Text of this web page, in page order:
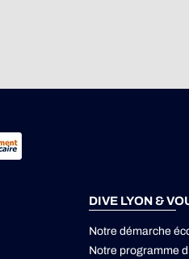
DIVE LYON &
Notre démarche
Notre programme